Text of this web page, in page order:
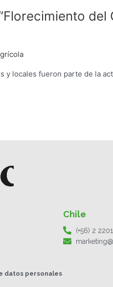
y locales fueron parte de la
datos personales
Chile
(+56) 2